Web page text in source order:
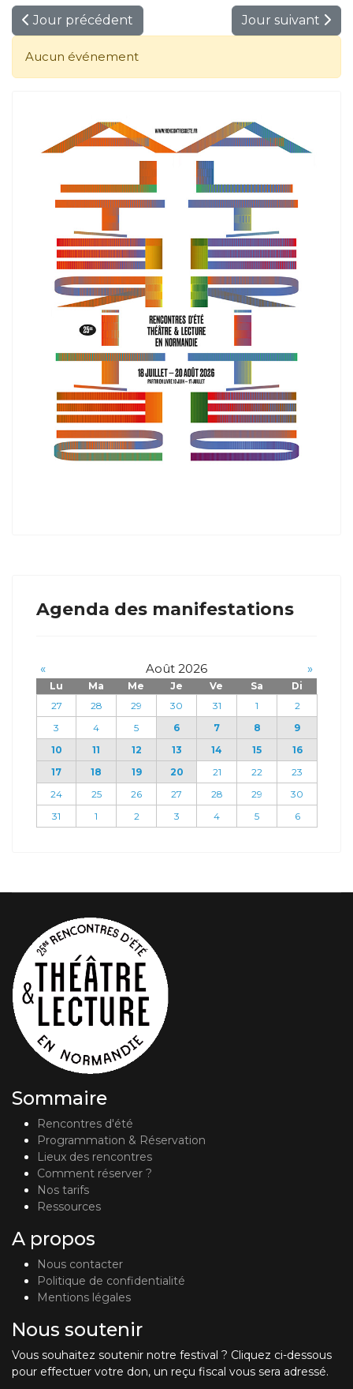
Jour précédent Jour suivant
Aucun événement
Agenda des manifestations
« Août 2026 »
Lu Ma Me Je Ve Sa
Di
27
28 29 30 31 1
2
3
4 5 6 7 8
9
10
11 12 13 14 15
16
17
18 19 20 21 22
23
24
25 26 27 28 29
30
31
1 2 3 4 5 6
Sommaire
Rencontres d'été
Programmation & Réservation
Lieux des rencontres
Comment réserver ?
Nos tarifs
Ressources
A propos
Nous contacter
Politique de confidentialité
Mentions légales
Nous soutenir
Vous souhaitez soutenir notre festival ? Cliquez ci-dessous
pour effectuer votre don, un reçu fiscal vous sera adressé.